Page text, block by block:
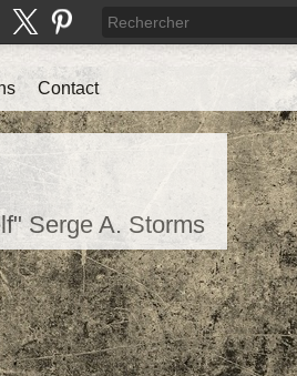
Serge A. Storms
Contact